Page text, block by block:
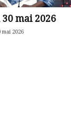
30 mai 2026
mai 2026